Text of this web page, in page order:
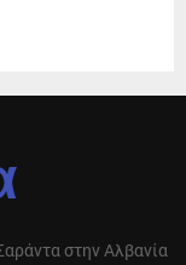
στην Αλβανία